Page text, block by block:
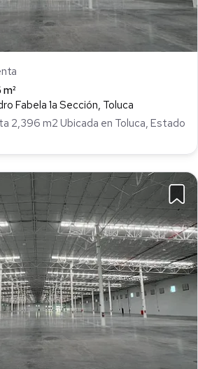
Fabela 1a Sección, Toluca
2,396 m2 Ubicada en Toluca, Estado